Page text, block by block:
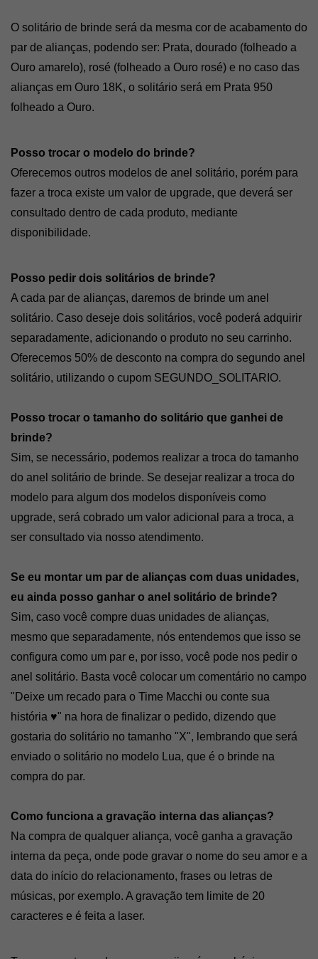
O solitário de brinde será da mesma cor de acabamento do
par de alianças, podendo ser: Prata, dourado (folheado a
Ouro amarelo), rosé (folheado a Ouro rosé) e no caso das
alianças em Ouro 18K, o solitário será em Prata 950
folheado a Ouro.
Posso trocar o modelo do brinde?
Oferecemos outros modelos de anel solitário, porém para
fazer a troca existe um valor de upgrade, que deverá ser
consultado dentro de cada produto, mediante
disponibilidade.
Posso pedir dois solitários de brinde?
A cada par de alianças, daremos de brinde um anel
solitário. Caso deseje dois solitários, você poderá adquirir
separadamente, adicionando o produto no seu carrinho.
Oferecemos 50% de desconto na compra do segundo anel
solitário, utilizando o cupom SEGUNDO_SOLITARIO.
Posso trocar o tamanho do solitário que ganhei de
brinde?
Sim, se necessário, podemos realizar a troca do tamanho
do anel solitário de brinde. Se desejar realizar a troca do
modelo para algum dos modelos disponíveis como
upgrade, será cobrado um valor adicional para a troca, a
ser consultado via nosso atendimento.
Se eu montar um par de alianças com duas unidades,
eu ainda posso ganhar o anel solitário de brinde?
Sim, caso você compre duas unidades de alianças,
mesmo que separadamente, nós entendemos que isso se
configura como um par e, por isso, você pode nos pedir o
anel solitário. Basta você colocar um comentário no campo
"Deixe um recado para o Time Macchi ou conte sua
história ♥︎" na hora de finalizar o pedido, dizendo que
gostaria do solitário no tamanho "X", lembrando que será
enviado o solitário no modelo Lua, que é o brinde na
compra do par.
Como funciona a gravação interna das alianças?
Na compra de qualquer aliança, você ganha a gravação
interna da peça, onde pode gravar o nome do seu amor e a
data do início do relacionamento, frases ou letras de
músicas, por exemplo. A gravação tem limite de 20
caracteres e é feita a laser.